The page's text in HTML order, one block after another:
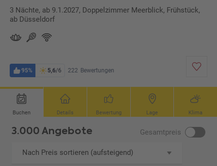
3 Nächte, ab 9.1.2027, Doppelzimmer Meerblick, Frühstück,
ab Düsseldorf
95% 5,6/6 222 Bewertungen
Buchen Details Bewertung Lage Klima
3.000 Angebote Gesamtpreis
Nach Preis sortieren (aufsteigend)